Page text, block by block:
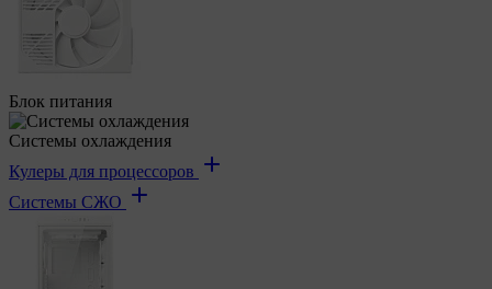
Блок питания
Системы охлаждения
Кулеры для процессоров
Системы СЖО